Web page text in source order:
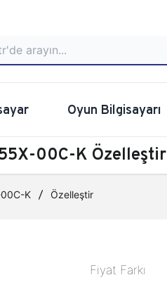
Oyun Bilgisayarı
00C-K Özelleştir
K Özelleştir
Fiyat Farkı